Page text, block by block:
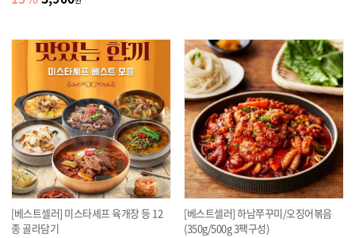
[베스트셀러] 미스타셰프 육개장 등 12
종 골라담기
[베스트셀러] 하남쭈꾸미/오징어볶음
(350g/500g 3팩구성)